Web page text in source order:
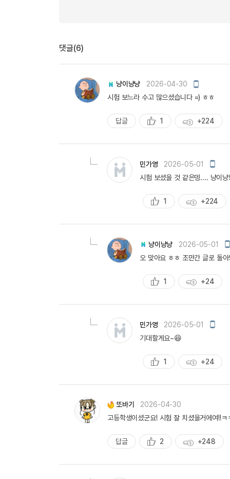
댓글(6)
냥이냥냥 2026-04-30
모
일
성
시험 보느라 수고 많으셨습니다 =) ㅎㅎ
답글
추
천
1
획
득
+224
민가영 2026-05-01
모
바
일
성
시험 보셨을 것 같은뎅.... 냥이
추
천
1
획
득
+224
냥이냥냥 2026-05-01
모
일
오 맞아요 ㅎㅎ 조만간 글로 돌
추
천
1
획
득
+24
민가영 2026-05-01
모
성
기대할게요~😆
추
1
획
+24
또바기
2026-04-30
고등학생이셨군요! 시험 잘 치셨을거에여!!ㅋ
답글
추
천
2
획
득
+248